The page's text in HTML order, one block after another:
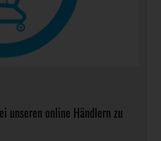
unseren online Händlern zu